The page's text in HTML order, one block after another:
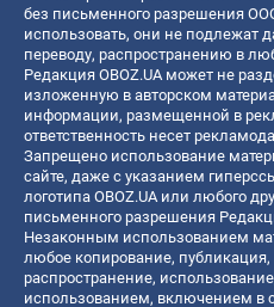
без письменного разрешения
использовать, они не подлежат
переводу, распространению в
Редакция OBOZ.UA может не
изложенную в авторском
информации, размещенной в
ответственность несет
Запрещено использование
сайте, даже с указанием
логотипа OBOZ.UA или любого
письменного разрешения
Незаконным использованием
любое копирование,
распространение,
использованием, включением в